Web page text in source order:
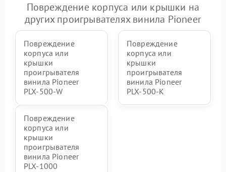
Повреждение корпуса или крышки на
других проигрывателях винила Pioneer
Повреждение
корпуса или
крышки
проигрывателя
винила Pioneer
PLX‑500‑W
Повреждение
корпуса или
крышки
проигрывателя
винила Pioneer
PLX‑500‑K
Повреждение
корпуса или
крышки
проигрывателя
винила Pioneer
PLX‑1000